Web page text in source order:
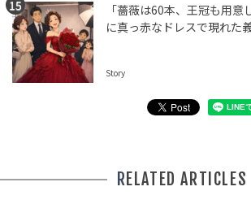
「薔薇は60本、王冠も用
に真っ赤なドレスで現れた
Story
RELATED ARTICLES